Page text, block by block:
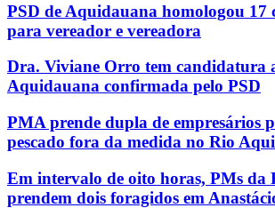
PSD de Aquidauana homologou 17
para vereador e vereadora
Dra. Viviane Orro tem candidatura
Aquidauana confirmada pelo PSD
PMA prende dupla de empresários
pescado fora da medida no Rio
Em intervalo de oito horas, PMs da
prendem dois foragidos em